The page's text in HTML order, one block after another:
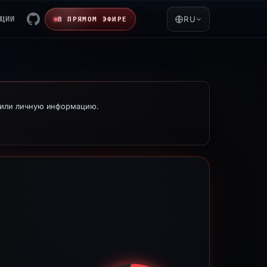
В ПРЯМОМ ЭФИРЕ RU
или личную информацию.